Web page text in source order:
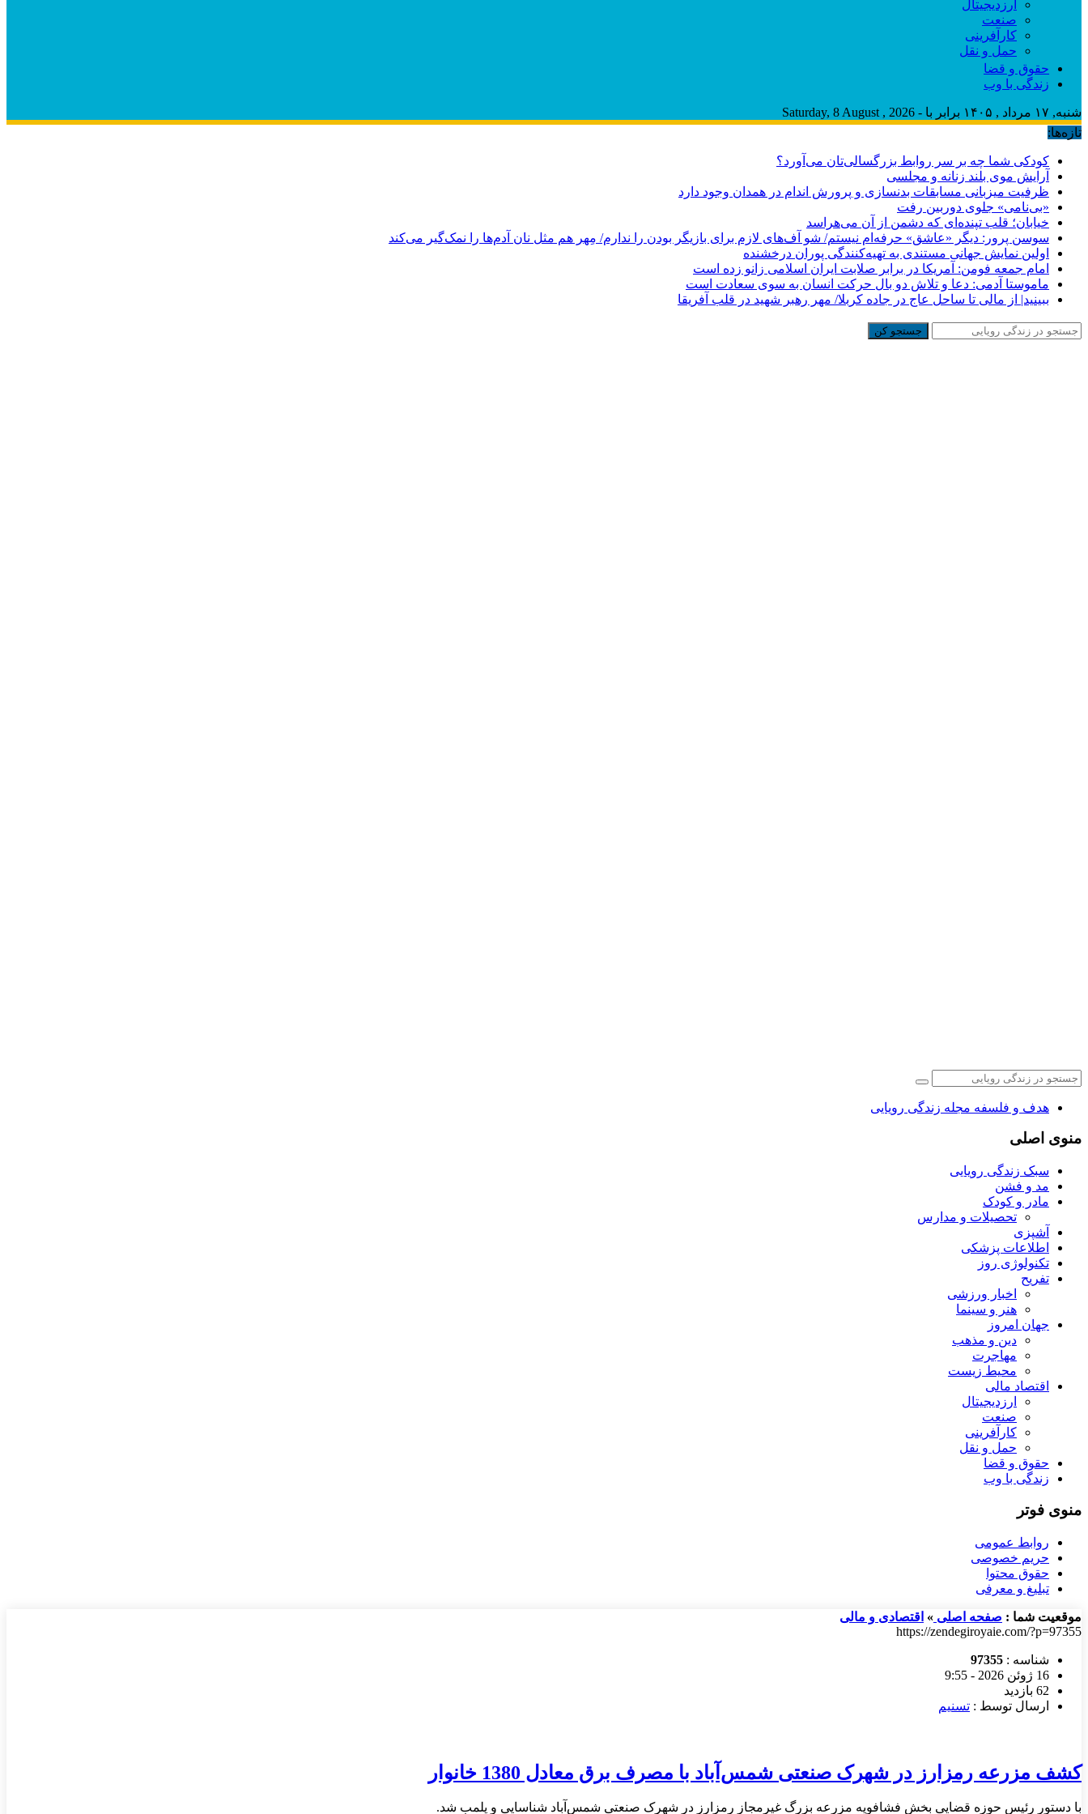
ارزدیجیتال
صنعت
کارآفرینی
حمل و نقل
حقوق و قضا
زندگی با وب
شنبه, ۱۷ مرداد , ۱۴۰۵ برابر با - Saturday, 8 August , 2026
تازه‌ها:
کودکی شما چه بر سر روابط بزرگسالی‌تان می‌آورد؟
آرایش موی بلند زنانه و مجلسی
ظرفیت میزبانی مسابقات بدنسازی و پرورش اندام در همدان وجود دارد
«بی‌نامی» جلوی دوربین رفت
خیابان؛ قلب تپنده‌ای که دشمن از آن می‌هراسد
سوسن پرور: دیگر «عاشق» حرفه‌ام نیستم/ شو آف‌های لازم برای بازیگر بودن را ندارم/ مِهر هم مثل نان آدم‌ها را نمک‌گیر می‌کند
اولین نمایش جهانی مستندی به تهیه‌کنندگی پوران درخشنده
امام جمعه فومن: آمریکا در برابر صلابت ایران اسلامی زانو زده است
ماموستا آدمی: دعا و تلاش دو بال حرکت انسان به سوی سعادت است
ببینید| از مالی تا ساحل عاج در جاده کربلا/ مهر رهبر شهید در قلب آفریقا
جستجو کن
هدف و فلسفه مجله زندگی رویایی
منوی اصلی
سبک زندگی رویایی
مد و فشن
مادر و کودک
تحصیلات و مدارس
آشپزی
اطلاعات پزشکی
تکنولوژی روز
تفریح
اخبار ورزشی
هنر و سینما
جهان امروز
دین و مذهب
مهاجرت
محیط زیست
اقتصاد مالی
ارزدیجیتال
صنعت
کارآفرینی
حمل و نقل
حقوق و قضا
زندگی با وب
منوی فوتر
روابط عمومی
حریم خصوصی
حقوق محتوا
تبلیغ و معرفی
موقعیت شما : صفحه اصلی » اقتصادی و مالی
https://zendegiroyaie.com/?p=97355
شناسه : 97355
16 ژوئن 2026 - 9:55
62 بازدید
ارسال توسط : تسنیم
کشف مزرعه رمزارز در شهرک صنعتی شمس‌آباد با مصرف برق معادل 1380 خانوار
با دستور رئیس حوزه قضایی بخش فشافویه مزرعه بزرگ غیرمجاز رمزارز در شهرک صنعتی شمس‌آباد شناسایی و پلمب شد.